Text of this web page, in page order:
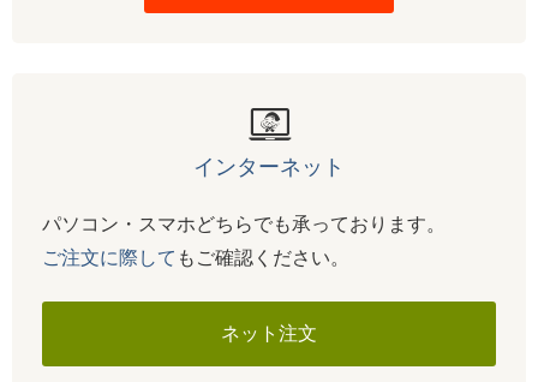
インターネット
パソコン・スマホどちらでも承っております。
ご注文に際して もご確認ください。
ネット注文